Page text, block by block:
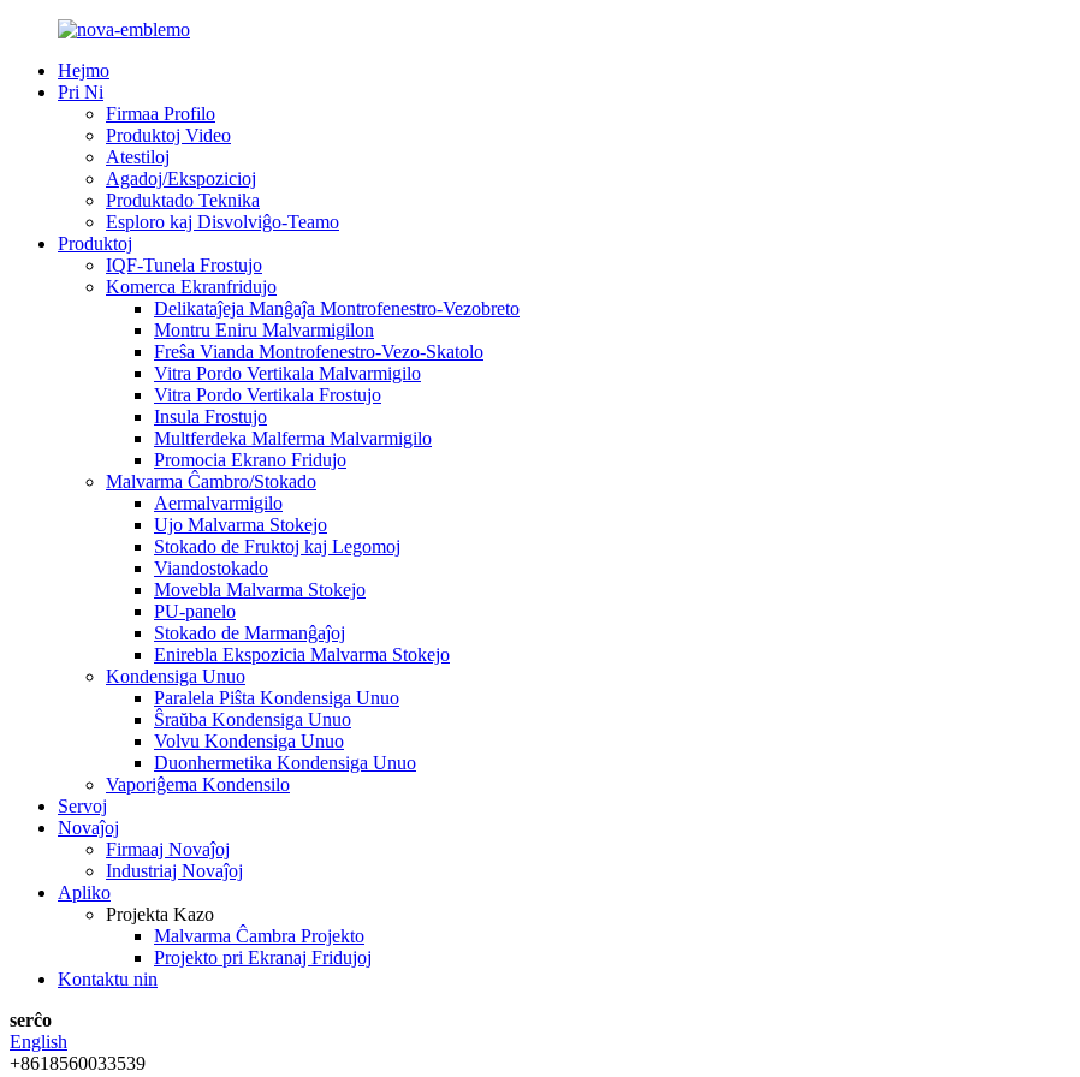
Hejmo
Pri Ni
Firmaa Profilo
Produktoj Video
Atestiloj
Agadoj/Ekspozicioj
Produktado Teknika
Esploro kaj Disvolviĝo-Teamo
Produktoj
IQF-Tunela Frostujo
Komerca Ekranfridujo
Delikataĵeja Manĝaĵa Montrofenestro-Vezobreto
Montru Eniru Malvarmigilon
Freŝa Vianda Montrofenestro-Vezo-Skatolo
Vitra Pordo Vertikala Malvarmigilo
Vitra Pordo Vertikala Frostujo
Insula Frostujo
Multferdeka Malferma Malvarmigilo
Promocia Ekrano Fridujo
Malvarma Ĉambro/Stokado
Aermalvarmigilo
Ujo Malvarma Stokejo
Stokado de Fruktoj kaj Legomoj
Viandostokado
Movebla Malvarma Stokejo
PU-panelo
Stokado de Marmanĝaĵoj
Enirebla Ekspozicia Malvarma Stokejo
Kondensiga Unuo
Paralela Piŝta Kondensiga Unuo
Ŝraŭba Kondensiga Unuo
Volvu Kondensiga Unuo
Duonhermetika Kondensiga Unuo
Vaporiĝema Kondensilo
Servoj
Novaĵoj
Firmaaj Novaĵoj
Industriaj Novaĵoj
Apliko
Projekta Kazo
Malvarma Ĉambra Projekto
Projekto pri Ekranaj Fridujoj
Kontaktu nin
serĉo
English
+8618560033539